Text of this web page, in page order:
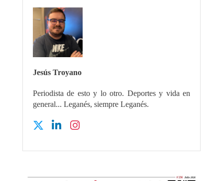
Jesús Troyano
Periodista de esto y lo otro. Deportes y vida en
general... Leganés, siempre Leganés.